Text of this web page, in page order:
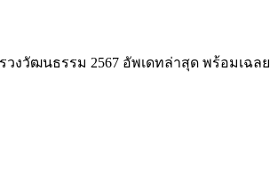
งวัฒนธรรม 2567 อัพเดทล่าสุด พร้อมเฉลย